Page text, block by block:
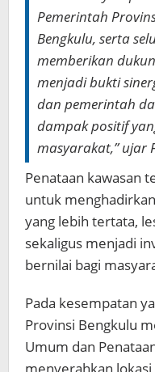
Pemerintah
Bengkulu, serta
memberikan
menjadi bukti
dan pemerintah
dampak positif
masyarakat,” ujar
Penataan kawasan
untuk
yang lebih tertata,
sekaligus menjadi
bernilai bagi
Pada kesempatan
Provinsi Bengkulu
Umum dan
menyerahkan